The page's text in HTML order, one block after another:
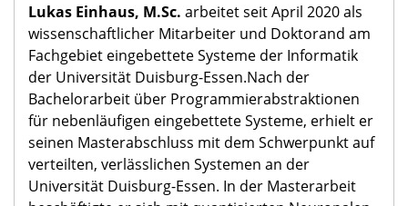
Lukas Einhaus, M.Sc. arbeitet seit April 2020 als
wissenschaftlicher Mitarbeiter und Doktorand am
Fachgebiet eingebettete Systeme der Informatik
der Universität Duisburg-Essen.Nach der
Bachelorarbeit über Programmierabstraktionen
für nebenläufigen eingebettete Systeme, erhielt er
seinen Masterabschluss mit dem Schwerpunkt auf
verteilten, verlässlichen Systemen an der
Universität Duisburg-Essen. In der Masterarbeit